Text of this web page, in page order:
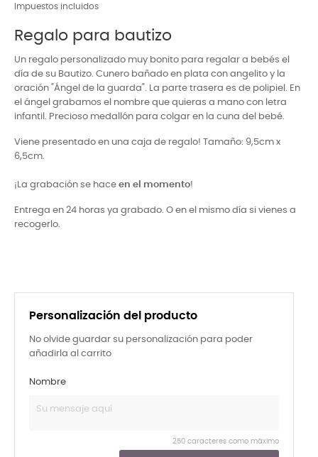
Impuestos incluidos
Regalo para bautizo
Un regalo personalizado muy bonito para regalar a bebés el
día de su Bautizo. Cunero bañado en plata con angelito y la
oración "Ángel de la guarda". La parte trasera es de polipiel. En
el ángel grabamos el nombre que quieras a mano con letra
infantil. Precioso medallón para colgar en la cuna del bebé.
Viene presentado en una caja de regalo! Tamaño: 9,5cm x
6,5cm.
¡La grabación se hace en el momento!
Entrega en 24 horas ya grabado. O en el mismo día si vienes a
recogerlo.
Personalización del producto
No olvide guardar su personalización para poder
añadirla al carrito
Nombre
250 caracteres como máximo